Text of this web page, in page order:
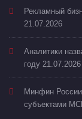
Рекламный
21.07.2026
Аналитики
году 21.07.2026
Минфин России
субъектами